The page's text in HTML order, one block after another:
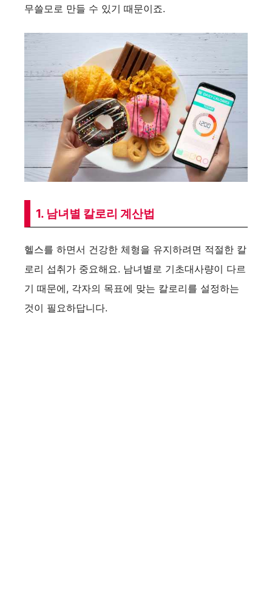
무쓸모로 만들 수 있기 때문이죠.
1. 남녀별 칼로리 계산법
헬스를 하면서 건강한 체형을 유지하려면 적절한 칼
로리 섭취가 중요해요. 남녀별로 기초대사량이 다르
기 때문에, 각자의 목표에 맞는 칼로리를 설정하는
것이 필요하답니다.